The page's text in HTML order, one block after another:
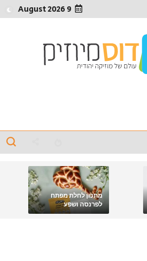
9 August 2026
מתכון לחלת מפתח
לפרנסה ושפע